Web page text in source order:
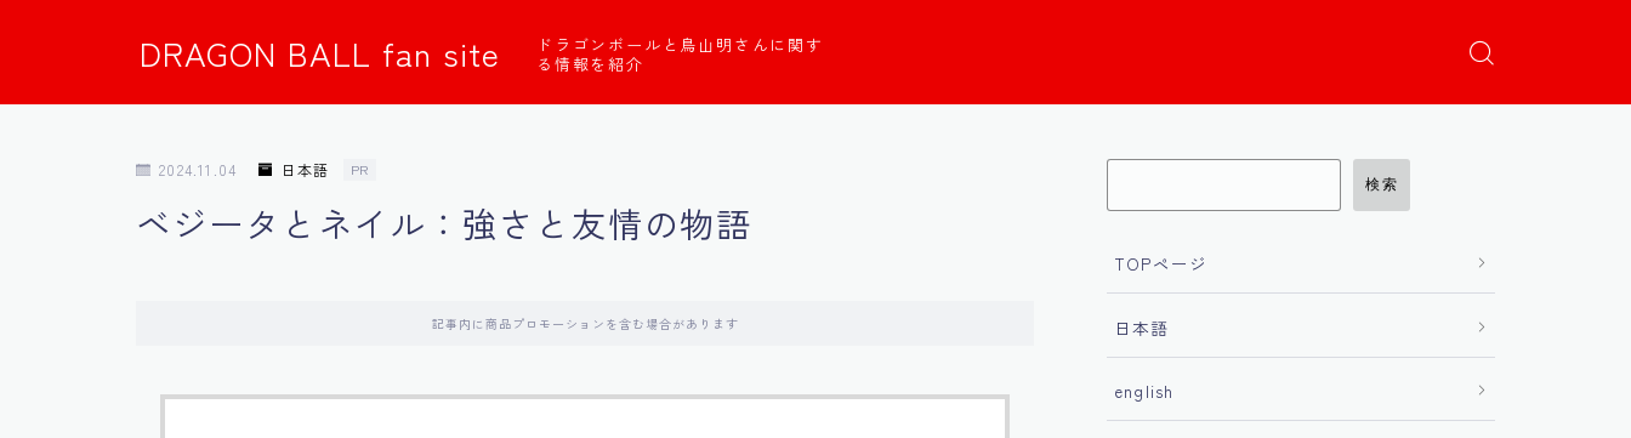
DRAGON BALL fan site
ドラゴンボールと鳥山明さんに関す
る情報を紹介
2024.11.04 日本語 PR
ベジータとネイル：強さと友情の物語
記事内に商品プロモーションを含む場合があります
検索
TOPページ
日本語
english